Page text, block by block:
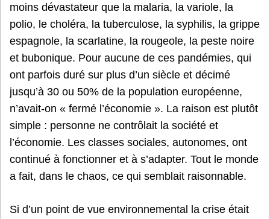
moins dévastateur que la malaria, la variole, la
polio, le choléra, la tuberculose, la syphilis, la grippe
espagnole, la scarlatine, la rougeole, la peste noire
et bubonique. Pour aucune de ces pandémies, qui
ont parfois duré sur plus d’un siècle et décimé
jusqu’à 30 ou 50% de la population européenne,
n’avait-on « fermé l’économie ». La raison est plutôt
simple : personne ne contrôlait la société et
l’économie. Les classes sociales, autonomes, ont
continué à fonctionner et à s’adapter. Tout le monde
a fait, dans le chaos, ce qui semblait raisonnable.
Si d’un point de vue environnemental la crise était